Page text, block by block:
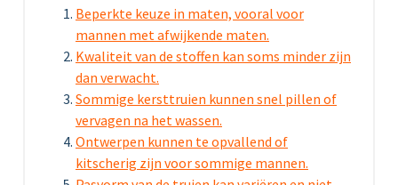
Beperkte keuze in maten, vooral voor
mannen met afwijkende maten.
Kwaliteit van de stoffen kan soms minder zijn
dan verwacht.
Sommige kersttruien kunnen snel pillen of
vervagen na het wassen.
Ontwerpen kunnen te opvallend of
kitscherig zijn voor sommige mannen.